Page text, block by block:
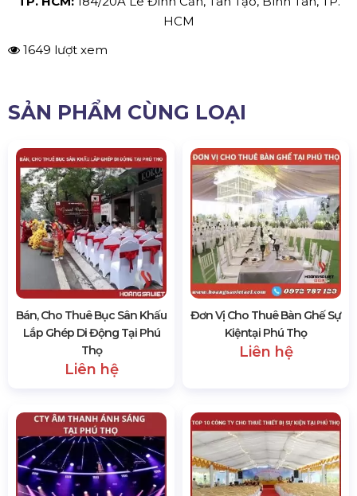
HCM
1649 lượt xem
SẢN PHẨM CÙNG LOẠI
Bán, Cho Thuê Bục Sân Khấu
Lắp Ghép Di Động Tại Phú
Thọ
Liên hệ
Đơn Vị Cho Thuê Bàn Ghế Sự
Kiệntại Phú Thọ
Liên hệ